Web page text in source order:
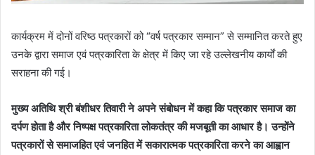
कार्यक्रम में दोनों वरिष्ठ पत्रकारों को “वर्ष पत्रकार सम्मान” से सम्मानित करते हुए
उनके द्वारा समाज एवं पत्रकारिता के क्षेत्र में किए जा रहे उल्लेखनीय कार्यों की
सराहना की गई।
मुख्य अतिथि श्री बंशीधर तिवारी ने अपने संबोधन में कहा कि पत्रकार समाज का
दर्पण होता है और निष्पक्ष पत्रकारिता लोकतंत्र की मजबूती का आधार है। उन्होंने
पत्रकारों से समाजहित एवं जनहित में सकारात्मक पत्रकारिता करने का आह्वान